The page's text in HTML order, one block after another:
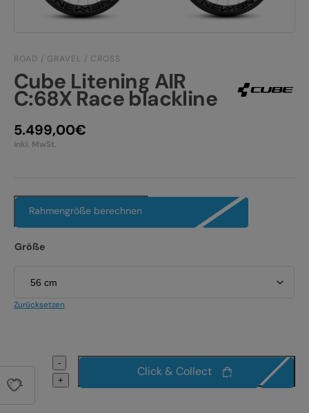
E-BIKE HARDTAIL
TEAM/JOBS
ROAD / GRAVEL / CROSS
Cube Litening AIR
C:68X Race blackline
5.499,00€
inkl. MwSt.
Rahmengröße berechnen
Größe
Zurücksetzen
-
+
Click & Collect